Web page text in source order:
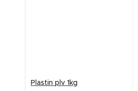
Plastin plv 1kg